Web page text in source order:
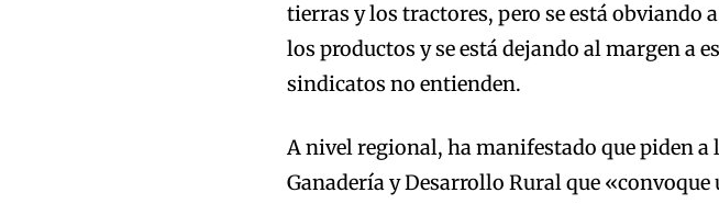
tierras y los tractores, pero se está obviando
los productos y se está dejando al margen a
sindicatos no entienden.
A nivel regional, ha manifestado que piden a
Ganadería y Desarrollo Rural que «convoque